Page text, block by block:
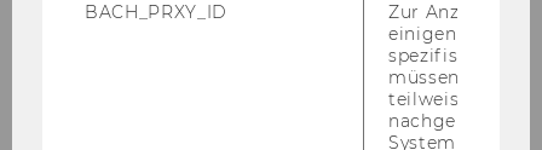
BACH_PRXY_ID
Zur Anzeige von
einigen WU-
spezifischen
müssen
teilweise von
nachgelagerten
System